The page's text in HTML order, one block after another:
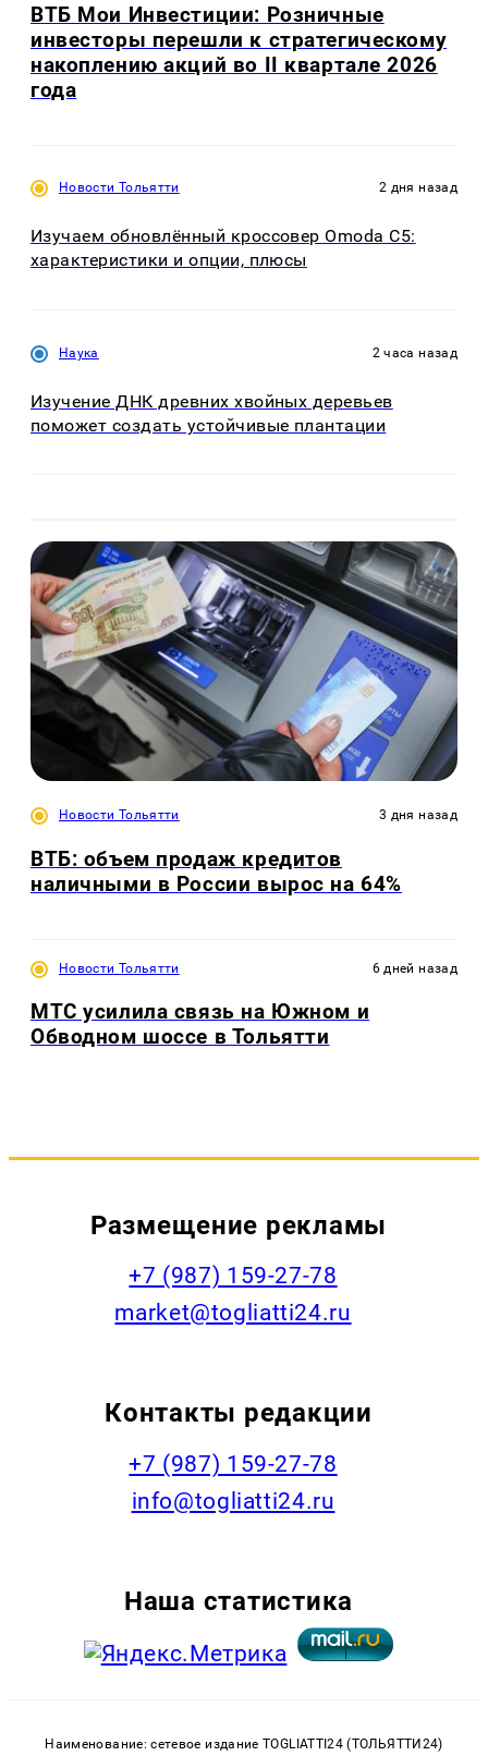
ВТБ Мои Инвестиции: Розничные
инвесторы перешли к стратегическому
накоплению акций во II квартале 2026
года
Новости Тольятти 2 дня назад
Изучаем обновлённый кроссовер Omoda C5:
характеристики и опции, плюсы
Наука 2 часа назад
Изучение ДНК древних хвойных деревьев
поможет создать устойчивые плантации
Новости Тольятти 3 дня назад
ВТБ: объем продаж кредитов
наличными в России вырос на 64%
Новости Тольятти 6 дней назад
МТС усилила связь на Южном и
Обводном шоссе в Тольятти
Размещение рекламы
+7 (987) 159-27-78
market@togliatti24.ru
Контакты редакции
+7 (987) 159-27-78
info@togliatti24.ru
Наша статистика
Наименование: сетевое издание TOGLIATTI24 (ТОЛЬЯТТИ24)